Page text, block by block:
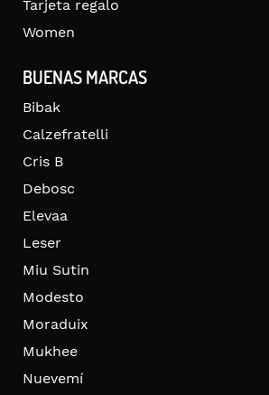
Tarjeta regalo
Women
BUENAS MARCAS
Bibak
Calzefratelli
Cris B
Debosc
Elevaa
Leser
Miu Sutin
Modesto
Moraduix
Mukhee
Nuevemí